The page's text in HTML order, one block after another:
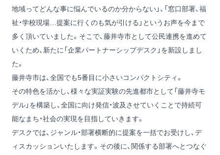
地域ってどんな事に悩んでいるのか分からない」、「窓口部署、福
祉・学校現場…提案に行くのも気が引ける」というお声を今まで
多く頂いていました。そこで、藤井寺市として公民連携を進めて
いくため、新たに「企業パートナーシップデスク」を新設しまし
た。
藤井寺市は、全国でも5番目に小さいコンパクトシティ。
その特色を活かし、様々な実証実験の先進都市として「藤井寺モ
デル」を構築し、全国に向け発信・波及させていくことで持続可
能なまち・社会の実現を目指していきます。
デスクでは、ジャンル・部署横断的に提案を一括でお受けし、デ
ィスカッションいたします。その後に、関係する部署へとつなぐ